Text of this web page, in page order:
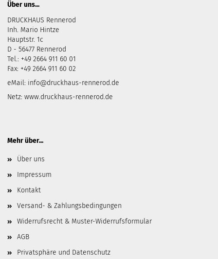
Über uns...
DRUCKHAUS Rennerod
Inh. Mario Hintze
Hauptstr. 1c
D - 56477 Rennerod
Tel.: +49 2664 911 60 01
Fax: +49 2664 911 60 02
eMail: info@druckhaus-rennerod.de
Netz: www.druckhaus-rennerod.de
Mehr über...
Über uns
Impressum
Kontakt
Versand- & Zahlungsbedingungen
Widerrufsrecht & Muster-Widerrufsformular
AGB
Privatsphäre und Datenschutz